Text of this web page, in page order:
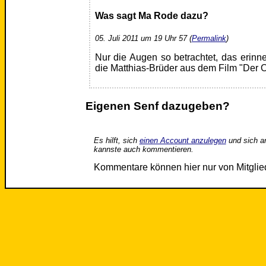
Was sagt Ma Rode dazu?
05. Juli 2011 um 19 Uhr 57 (Permalink)
Nur die Augen so betrachtet, das
die Matthias-Brüder aus dem Film "Der
Eigenen Senf dazugeben?
Es hilft, sich einen Account anzulegenund sich
kannste auch kommentieren.
Kommentare können hier nur von